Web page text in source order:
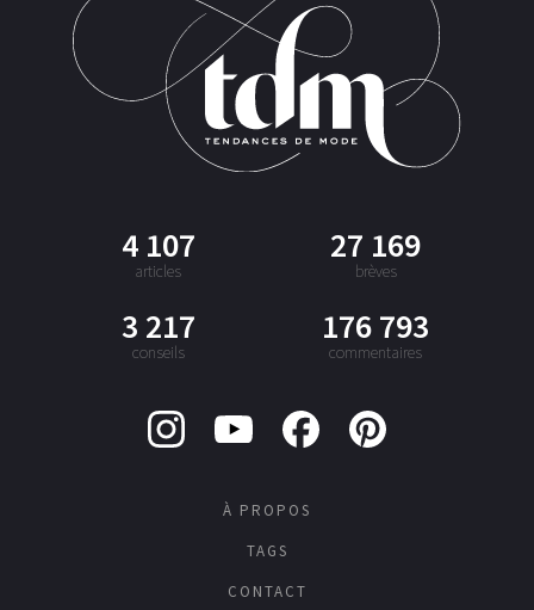
4 107
articles
27 169
brèves
3 217
conseils
176 793
commentaires
À PROPOS
TAGS
CONTACT